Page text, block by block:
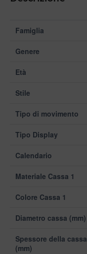
Famiglia
Genere
Età
Stile
Tipo di movimento
Tipo Display
Calendario
Materiale Cassa 1
Colore Cassa 1
Diametro cassa (mm)
Spessore della cassa
(mm)